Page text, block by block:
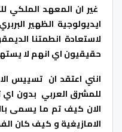
غير ان المعهد الملكي
ايديولوجية الظهير
لاستعادة انطمتنا
حقيقيون اي انهم لا
انني اعتقد ان تسييس
للمشرق العربي بدون اي
الان كيف تم ما يسمى
الامازيغية و كيف كان